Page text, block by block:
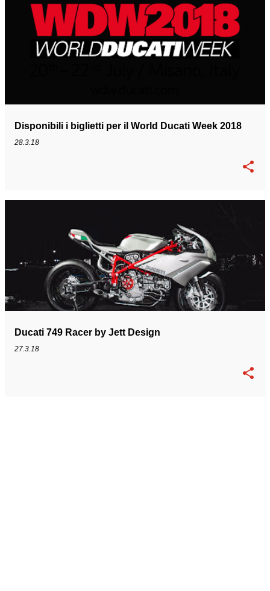
Disponibili i biglietti per il World Ducati Week 2018
28.3.18
Ducati 749 Racer by Jett Design
27.3.18